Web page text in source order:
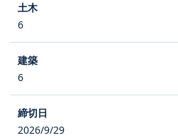
6
6
2026/9/29